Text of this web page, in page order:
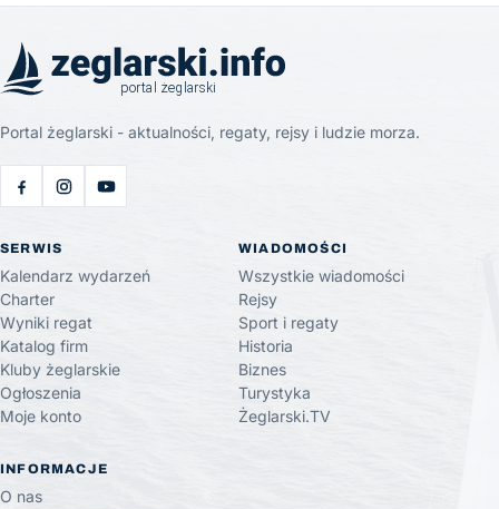
Portal żeglarski - aktualności, regaty, rejsy i ludzie morza.
SERWIS
Kalendarz wydarzeń
Charter
Wyniki regat
Katalog firm
Kluby żeglarskie
Ogłoszenia
Moje konto
WIADOMOŚCI
Wszystkie wiadomości
Rejsy
Sport i regaty
Historia
Biznes
Turystyka
Żeglarski.TV
INFORMACJE
O nas